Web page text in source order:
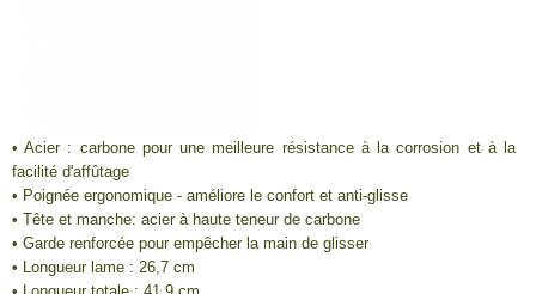
• Acier : carbone pour une meilleure résistance à la corrosion et à la
facilité d'affûtage
• Poignée ergonomique - améliore le confort et anti-glisse
• Tête et manche: acier à haute teneur de carbone
• Garde renforcée pour empêcher la main de glisser
• Longueur lame : 26,7 cm